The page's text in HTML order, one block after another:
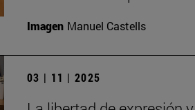
Imagen Manuel Castells
03 | 11 | 2025